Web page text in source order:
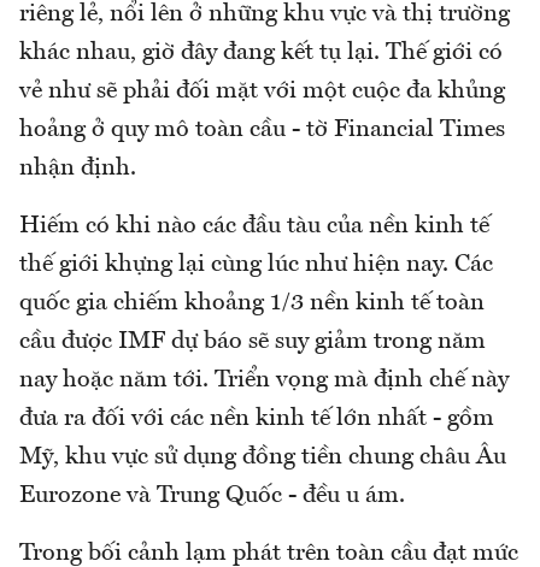
riêng lẻ, nổi lên ở những khu vực và thị trường
khác nhau, giờ đây đang kết tụ lại. Thế giới có
vẻ như sẽ phải đối mặt với một cuộc đa khủng
hoảng ở quy mô toàn cầu - tờ Financial Times
nhận định.
Hiếm có khi nào các đầu tàu của nền kinh tế
thế giới khựng lại cùng lúc như hiện nay. Các
quốc gia chiếm khoảng 1/3 nền kinh tế toàn
cầu được IMF dự báo sẽ suy giảm trong năm
nay hoặc năm tới. Triển vọng mà định chế này
đưa ra đối với các nền kinh tế lớn nhất - gồm
Mỹ, khu vực sử dụng đồng tiền chung châu Âu
Eurozone và Trung Quốc - đều u ám.
Trong bối cảnh lạm phát trên toàn cầu đạt mức